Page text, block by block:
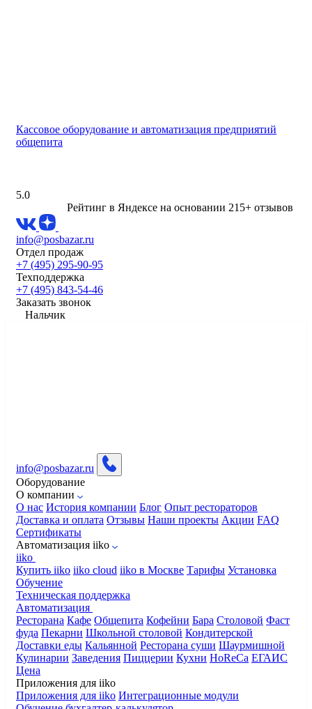
Кассовое оборудование и автоматизация предприятий
общепита
5.0
Рейтинг в Яндексе на основании 215+ отзывов
info@posbazar.ru
Отдел продаж
+7 (495) 295-90-95
Техподдержка
+7 (495) 843-54-46
Заказать звонок
Нальчик
info@posbazar.ru
Оборудование
О компании
О нас История компании Блог Опыт рестораторов
Доставка и оплата Отзывы Наши проекты Акции FAQ
Сертификаты
Автоматизация iiko
iiko
Купить iiko iiko cloud iiko в Москве Тарифы Установка
Обучение
Техническая поддержка
Автоматизация
Ресторана Кафе Общепита Кофейни Бара Столовой Фаст
фуда Пекарни Школьной столовой Кондитерской
Доставки еды Кальянной Ресторана суши Шаурмишной
Кулинарии Заведения Пиццерии Кухни HoReCa ЕГАИС
Цена
Приложения для iiko
Приложения для iiko Интеграционные модули